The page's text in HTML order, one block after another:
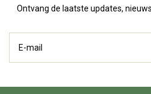
Ontvang de laatste updates,